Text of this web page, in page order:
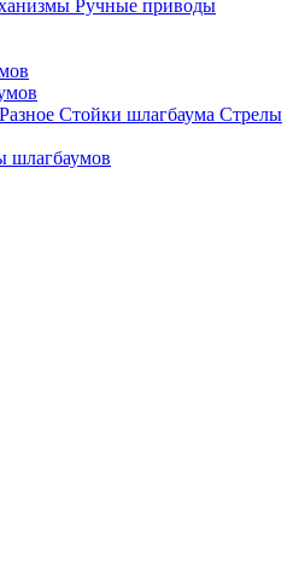
Ручные приводы
Разное Стойки шлагбаума Стрелы
шлагбаумов